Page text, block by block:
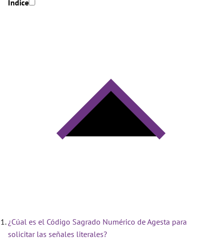
Índice
¿Cúal es el Código Sagrado Numérico de Agesta para
solicitar las señales literales?